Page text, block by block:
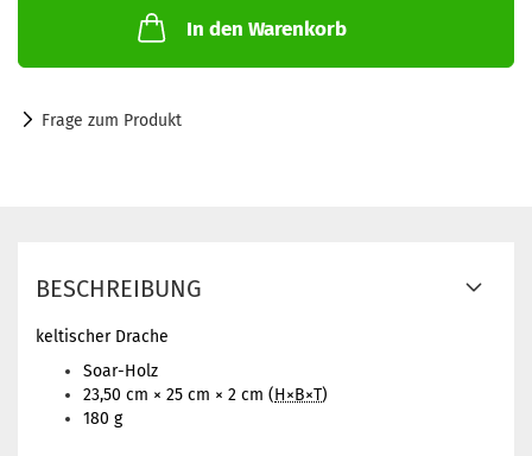
In den Warenkorb
Frage zum Produkt
BESCHREIBUNG
keltischer Drache
Soar-Holz
23,50 cm × 25 cm × 2 cm (H×B×T)
180 g